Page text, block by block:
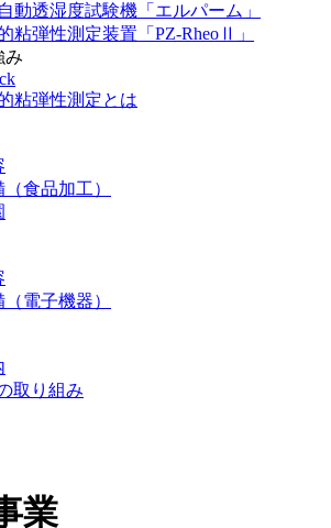
動透湿度試験機「エルパーム」
粘弾性測定装置「PZ-RheoⅡ」
み
粘弾性測定とは
食品加工）
電子機器）
取り組み
業